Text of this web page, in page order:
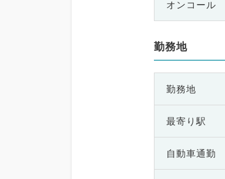
オンコール
勤務地
勤務地
最寄り駅
自動車通勤